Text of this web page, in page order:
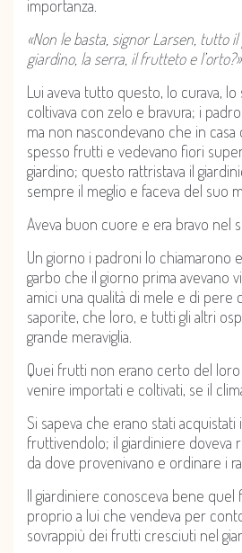
importanza.
«Non le basta, signor Larsen, tutto
giardino, la serra, il frutteto e l’orto?»
Lui aveva tutto questo, lo curava, lo
coltivava con zelo e bravura; i
ma non nascondevano che in casa
spesso frutti e vedevano fiori
giardino; questo rattristava il
sempre il meglio e faceva del suo
Aveva buon cuore e era bravo nel
Un giorno i padroni lo chiamarono
garbo che il giorno prima avevano
amici una qualità di mele e di pere
saporite, che loro, e tutti gli altri
grande meraviglia.
Quei frutti non erano certo del loro
venire importati e coltivati, se il
Si sapeva che erano stati
fruttivendolo; il giardiniere doveva
da dove provenivano e ordinare i
Il giardiniere conosceva bene quel
proprio a lui che vendeva per
sovrappiù dei frutti cresciuti nel